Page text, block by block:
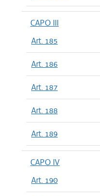
CAPO III
Art. 185
Art. 186
Art. 187
Art. 188
Art. 189
CAPO IV
Art. 190